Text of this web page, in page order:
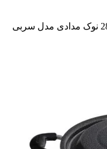
تابه دو دسته سایز 28 نوک مدادی مدل سربی